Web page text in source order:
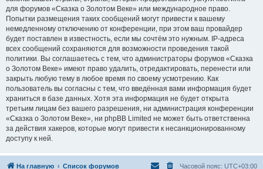
для форумов «Сказка о Золотом Веке» или международное право.
Попытки размещения таких сообщений могут привести к вашему
немедленному отключению от конференции, при этом ваш провайдер
будет поставлен в известность, если мы сочтём это нужным. IP-адреса
всех сообщений сохраняются для возможности проведения такой
политики. Вы соглашаетесь с тем, что администраторы форумов «Сказка
о Золотом Веке» имеют право удалить, отредактировать, перенести или
закрыть любую тему в любое время по своему усмотрению. Как
пользователь вы согласны с тем, что введённая вами информация будет
храниться в базе данных. Хотя эта информация не будет открыта
третьим лицам без вашего разрешения, ни администрация конференции
«Сказка о Золотом Веке», ни phpBB Limited не может быть ответственна
за действия хакеров, которые могут привести к несанкционированному
доступу к ней.
На главную Список форумов Часовой пояс: UTC+03:00